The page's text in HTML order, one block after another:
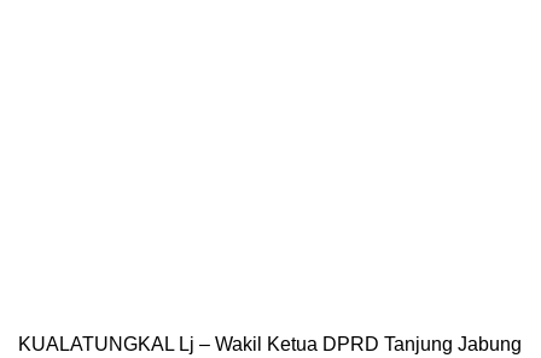
KUALATUNGKAL Lj – Wakil Ketua DPRD Tanjung Jabung